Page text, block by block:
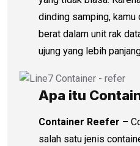
dinding samping, kamu
berat dalam unit rak
ujung yang lebih
Apa itu
Container Reefer –
salah satu jenis